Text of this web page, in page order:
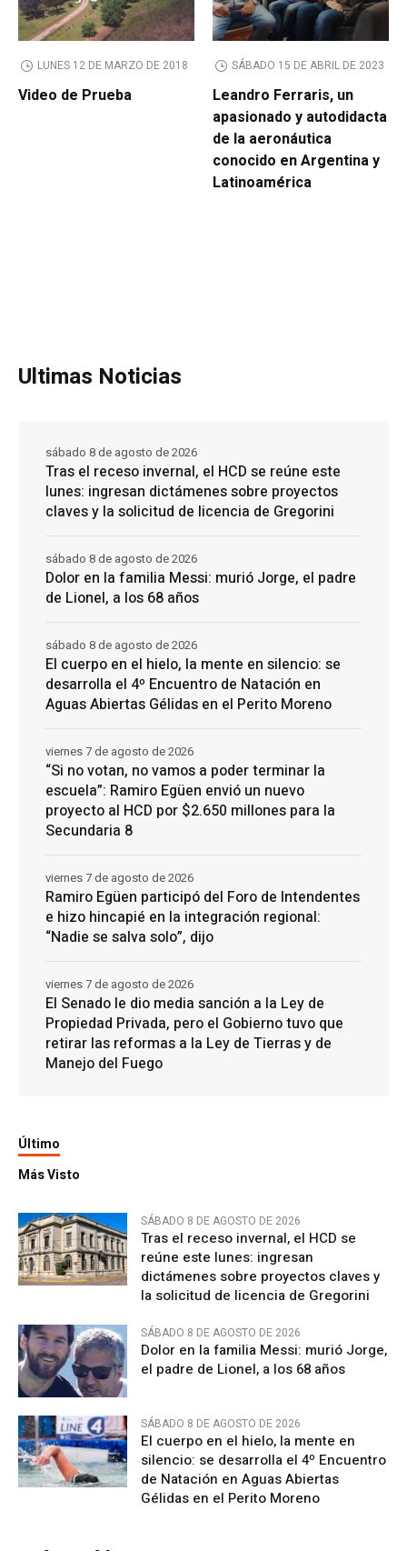
LUNES 12 DE MARZO DE 2018
Video de Prueba
SÁBADO 15 DE ABRIL DE 2023
Leandro Ferraris, un
apasionado y autodidacta
de la aeronáutica
conocido en Argentina y
Latinoamérica
Ultimas Noticias
Tras el receso invernal, el HCD se reúne este
lunes: ingresan dictámenes sobre proyectos
claves y la solicitud de licencia de Gregorini
sábado 8 de agosto de 2026
Dolor en la familia Messi: murió Jorge, el padre
de Lionel, a los 68 años
sábado 8 de agosto de 2026
El cuerpo en el hielo, la mente en silencio: se
desarrolla el 4º Encuentro de Natación en
Aguas Abiertas Gélidas en el Perito Moreno
sábado 8 de agosto de 2026
“Si no votan, no vamos a poder terminar la
escuela”: Ramiro Egüen envió un nuevo
proyecto al HCD por $2.650 millones para la
Secundaria 8
viernes 7 de agosto de 2026
Ramiro Egüen participó del Foro de Intendentes
e hizo hincapié en la integración regional:
“Nadie se salva solo”, dijo
viernes 7 de agosto de 2026
El Senado le dio media sanción a la Ley de
Propiedad Privada, pero el Gobierno tuvo que
retirar las reformas a la Ley de Tierras y de
Manejo del Fuego
viernes 7 de agosto de 2026
Último
Más Visto
SÁBADO 8 DE AGOSTO DE 2026
Tras el receso invernal, el HCD se
reúne este lunes: ingresan
dictámenes sobre proyectos claves y
la solicitud de licencia de Gregorini
SÁBADO 8 DE AGOSTO DE 2026
Dolor en la familia Messi: murió Jorge,
el padre de Lionel, a los 68 años
SÁBADO 8 DE AGOSTO DE 2026
El cuerpo en el hielo, la mente en
silencio: se desarrolla el 4º Encuentro
de Natación en Aguas Abiertas
Gélidas en el Perito Moreno